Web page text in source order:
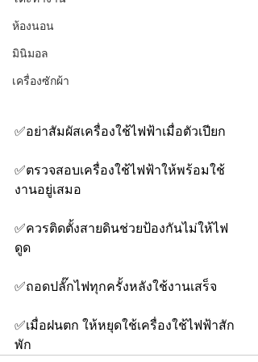
ห้องนอน
มินิมอล
เครื่องซักผ้า
✅อย่าสัมผัสเครื่องใช้ไฟฟ้าเมื่อตัวเปียก
✅ตรวจสอบเครื่องใช้ไฟฟ้าให้พร้อมใช้
งานอยู่เสมอ
✅ควรติดตั้งสายดินช่วยป้องกันไม่ให้ไฟ
ดูด
✅ถอดปลั๊กไฟทุกครั้งหลังใช้งานเสร็จ
✅เมื่อฝนตก ให้หยุดใช้เครื่องใช้ไฟฟ้าสัก
พัก